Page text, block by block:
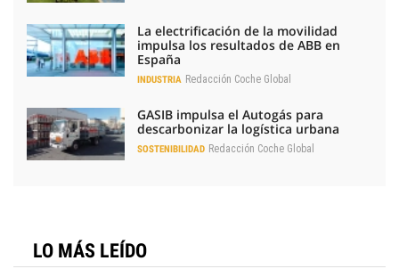
La electrificación de la movilidad
impulsa los resultados de ABB en
España
INDUSTRIA Redacción Coche Global
GASIB impulsa el Autogás para
descarbonizar la logística urbana
SOSTENIBILIDAD Redacción Coche Global
LO MÁS LEÍDO